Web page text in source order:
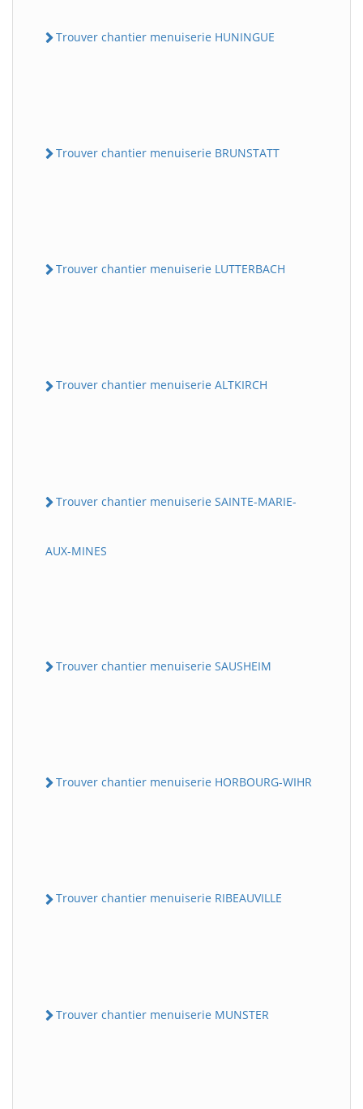
Trouver chantier menuiserie HUNINGUE
Trouver chantier menuiserie BRUNSTATT
Trouver chantier menuiserie LUTTERBACH
Trouver chantier menuiserie ALTKIRCH
Trouver chantier menuiserie SAINTE-MARIE-
AUX-MINES
Trouver chantier menuiserie SAUSHEIM
Trouver chantier menuiserie HORBOURG-WIHR
Trouver chantier menuiserie RIBEAUVILLE
Trouver chantier menuiserie MUNSTER